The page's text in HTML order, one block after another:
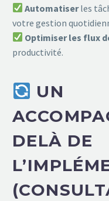
Automatiserles
votre gestion
Optimiser les flux
productivité.
UN
DELÀ DE